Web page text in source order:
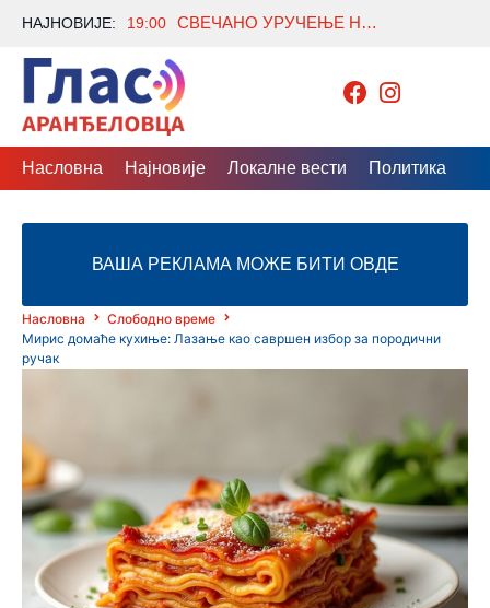
НАЈНОВИЈЕ: 19:00 СВЕЧАНО УРУЧЕЊЕ НОВЧАНИХ НАГРАДА НАЈУСПЕШНИЈИМ УЧЕНИЦИМА И ПРОСВЕТНИМ РАДНИЦИМА
Насловна Најновије Локалне вести Политика
ВАША РЕКЛАМА МОЖЕ БИТИ ОВДЕ
Насловна
Слободно време
Мирис домаће кухиње: Лазање као савршен избор за породични
ручак